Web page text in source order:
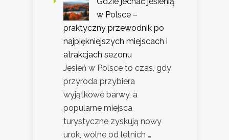
w Polsce –
praktyczny przewodnik po
najpiękniejszych miejscach i
atrakcjach sezonu
Jesień w Polsce to czas, gdy
przyroda przybiera
wyjątkowe barwy, a
popularne miejsca
turystyczne zyskują nowy
urok, wolne od letnich …